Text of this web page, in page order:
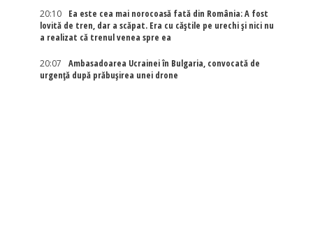
20:10
Ea este cea mai norocoasă fată din România: A fost
lovită de tren, dar a scăpat. Era cu căștile pe urechi și nici nu
a realizat că trenul venea spre ea
20:07
Ambasadoarea Ucrainei în Bulgaria, convocată de
urgență după prăbușirea unei drone